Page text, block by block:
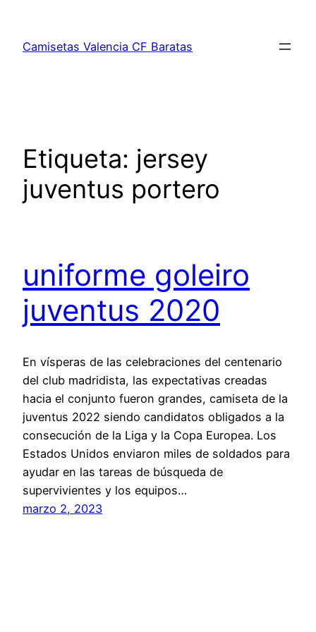
contenido
Camisetas Valencia CF Baratas
Etiqueta: jersey
juventus portero
uniforme goleiro
juventus 2020
En vísperas de las celebraciones del centenario
del club madridista, las expectativas creadas
hacia el conjunto fueron grandes, camiseta de la
juventus 2022 siendo candidatos obligados a la
consecución de la Liga y la Copa Europea. Los
Estados Unidos enviaron miles de soldados para
ayudar en las tareas de búsqueda de
supervivientes y los equipos…
marzo 2, 2023